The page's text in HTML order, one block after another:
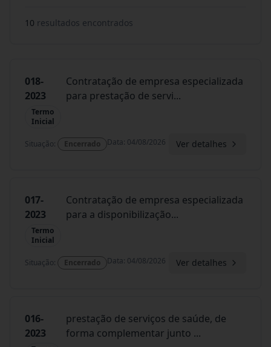
10 resultados encontrados
018-
2023
Termo
Inicial
Contratação de empresa especializada
para prestação de servi...
Situação: Encerrado Data: 04/08/2026 Ver detalhes
017-
2023
Termo
Inicial
Contratação de empresa especializada
para a disponibilização...
Situação: Encerrado Data: 04/08/2026 Ver detalhes
016-
2023
prestação de serviços de saúde, de
forma complementar junto ...